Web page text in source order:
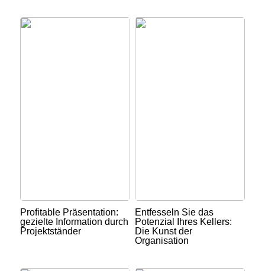
Profitable Präsentation:
gezielte Information durch
Projektständer
Entfesseln Sie das
Potenzial Ihres Kellers:
Die Kunst der
Organisation